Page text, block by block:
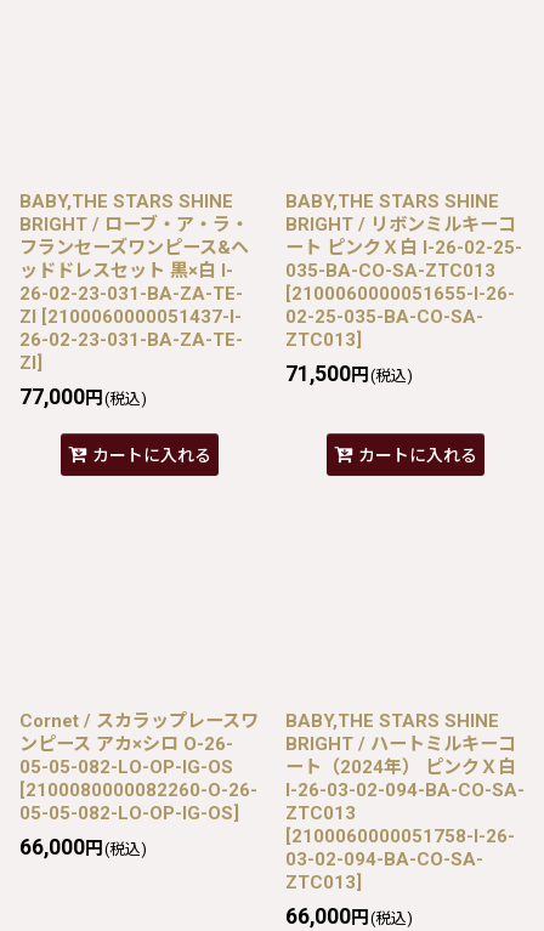
BABY,THE STARS SHINE
BRIGHT / ローブ・ア・ラ・
フランセーズワンピース&ヘ
ッドドレスセット 黒×白 I-
26-02-23-031-BA-ZA-TE-
ZI [2100060000051437-I-
26-02-23-031-BA-ZA-TE-
ZI]
77,000円 (税込)
カートに入れる
BABY,THE STARS SHINE
BRIGHT / リボンミルキーコ
ート ピンクＸ白 I-26-02-25-
035-BA-CO-SA-ZTC013
[2100060000051655-I-26-
02-25-035-BA-CO-SA-
ZTC013]
71,500円 (税込)
カートに入れる
Cornet / スカラップレースワ
ンピース アカ×シロ O-26-
05-05-082-LO-OP-IG-OS
[2100080000082260-O-26-
05-05-082-LO-OP-IG-OS]
66,000円 (税込)
BABY,THE STARS SHINE
BRIGHT / ハートミルキーコ
ート（2024年） ピンクＸ白
I-26-03-02-094-BA-CO-SA-
ZTC013
[2100060000051758-I-26-
03-02-094-BA-CO-SA-
ZTC013]
66,000円 (税込)